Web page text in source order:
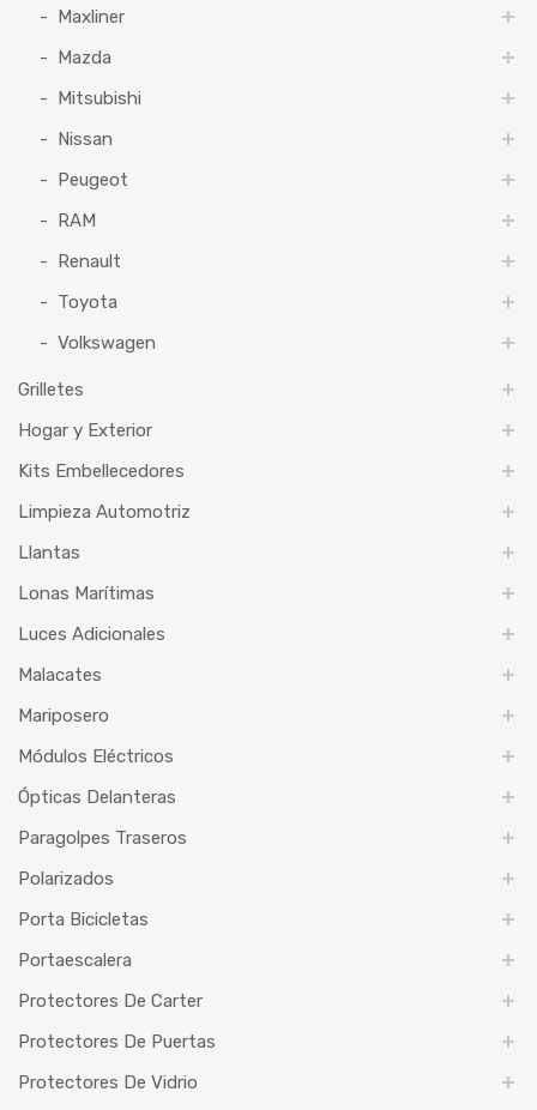
Maxliner
Mazda
Mitsubishi
Nissan
Peugeot
RAM
Renault
Toyota
Volkswagen
Grilletes
Hogar y Exterior
Kits Embellecedores
Limpieza Automotriz
Llantas
Lonas Marítimas
Luces Adicionales
Malacates
Mariposero
Módulos Eléctricos
Ópticas Delanteras
Paragolpes Traseros
Polarizados
Porta Bicicletas
Portaescalera
Protectores De Carter
Protectores De Puertas
Protectores De Vidrio